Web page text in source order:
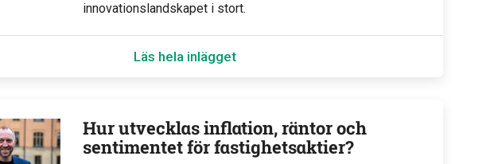
innovationslandskapet i stort.
Läs hela inlägget
Hur utvecklas inflation, räntor och
sentimentet för fastighetsaktier?